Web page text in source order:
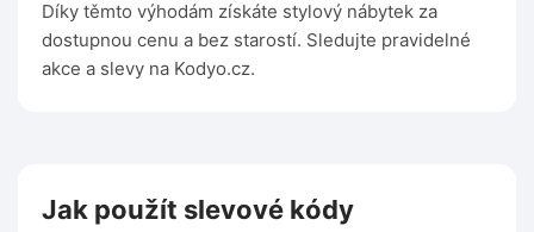
Díky těmto výhodám získáte stylový nábytek za
dostupnou cenu a bez starostí. Sledujte pravidelné
akce a slevy na Kodyo.cz.
Jak použít slevové kódy